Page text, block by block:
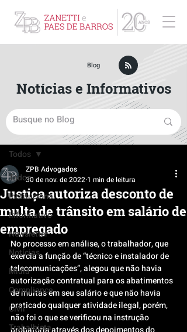
Post
Todos
Institucional
Informativo
Newsletter
Notícias
Mídia
Compliance
Civil
Trabalhista
Todos
Justiça autoriza desconto de
multa de trânsito em salário de
empregado
ZPB Advogados
30 de nov. de 2022 1 min de leitura
No processo em análise, o trabalhador, que
exercia a função de “técnico e instalador de
telecomunicações”, alegou que não havia
autorização contratual para os abatimentos
de multas em seu salário e que não havia
praticado qualquer atividade ilegal, porém,
não foi o que se verificou na instrução
Blog
Notícias e Informativos